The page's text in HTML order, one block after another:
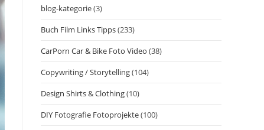
blog-kategorie(3)
Buch Film Links Tipps(233)
CarPorn Car & Bike Foto Video (38)
Copywriting / Storytelling(104)
Design Shirts & Clothing(10)
DIY Fotografie Fotoprojekte(100)